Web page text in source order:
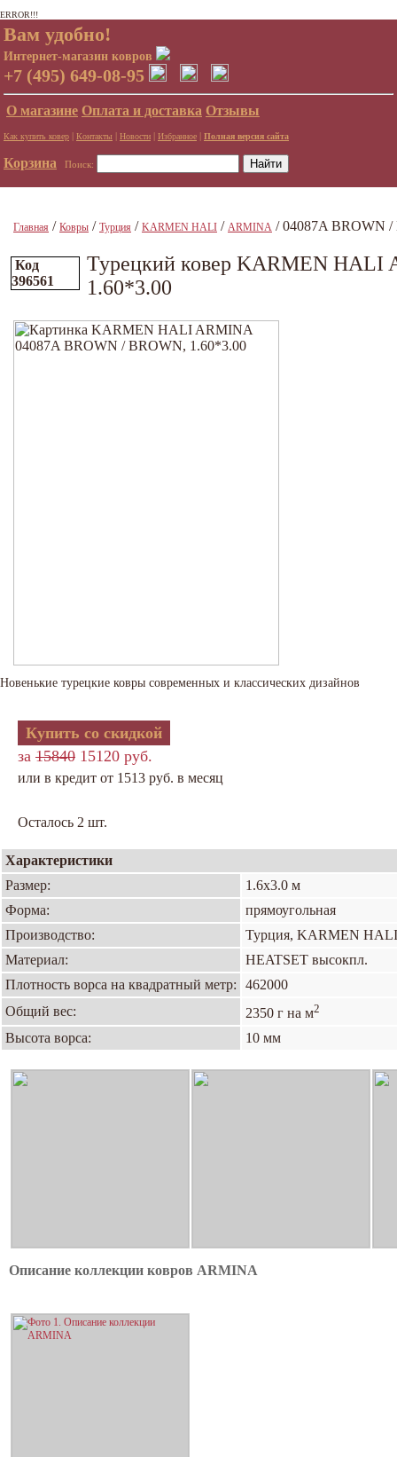
ERROR!!!
Вам удобно!
Интернет-магазин ковров
+7 (495) 649-08-95
О магазине Оплата и доставка Отзывы
Как купить ковер | Контакты | Новости | Избранное | Полная версия сайта
Корзина Поиск:
Главная / Ковры / Турция / KARMEN HALI / ARMINA / 04087A BROWN
Код
396561
Турецкий ковер KARMEN HALI
1.60*3.00
Новенькие турецкие ковры современных и классических дизайнов
Купить со скидкой
за 15840 15120 руб.
или в кредит от 1513 руб. в месяц
Осталось 2 шт.
Характеристики
Размер:
1.6х3.0 м
Форма:
прямоугольная
Производство:
Турция, KARMEN HALI
Материал:
HEATSET высокпл.
Плотность ворса на квадратный метр:
462000
Общий вес:
2350 г на м2
Высота ворса: 10 мм
Описание коллекции ковров ARMINA